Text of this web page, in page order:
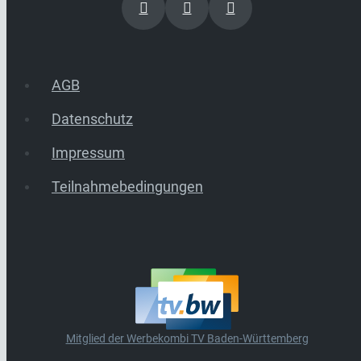
AGB
Datenschutz
Impressum
Teilnahmebedingungen
Mitglied der Werbekombi TV Baden-Württemberg